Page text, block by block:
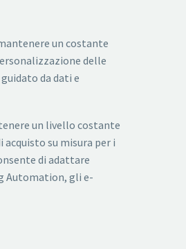
un costante
delle
da dati e
un livello costante
su misura per i
di adattare
Automation, gli e-